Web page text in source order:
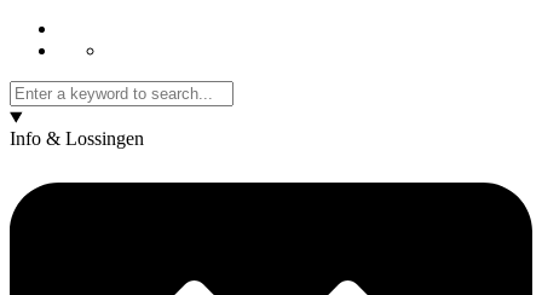
Info & Lossingen